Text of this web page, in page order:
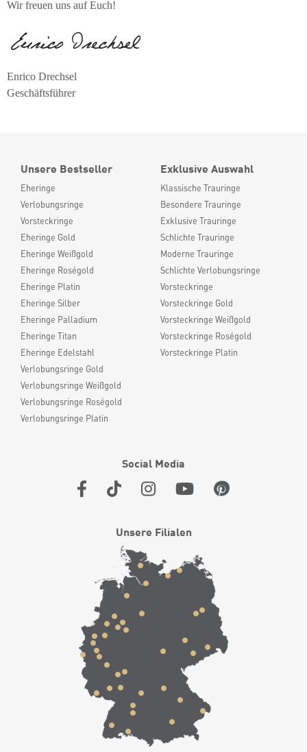
Wir freuen uns auf Euch!
Enrico Drechsel
Geschäftsführer
Unsere Bestseller
Eheringe
Verlobungsringe
Vorsteckringe
Eheringe Gold
Eheringe Weißgold
Eheringe Roségold
Eheringe Platin
Eheringe Silber
Eheringe Palladium
Eheringe Titan
Eheringe Edelstahl
Verlobungsringe Gold
Verlobungsringe Weißgold
Verlobungsringe Roségold
Verlobungsringe Platin
Exklusive Auswahl
Klassische Trauringe
Besondere Trauringe
Exklusive Trauringe
Schlichte Trauringe
Moderne Trauringe
Schlichte Verlobungsringe
Vorsteckringe
Vorsteckringe Gold
Vorsteckringe Weißgold
Vorsteckringe Roségold
Vorsteckringe Platin
Social Media
Unsere Filialen